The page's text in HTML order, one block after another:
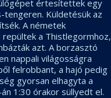
értesítettek egy
Küldetésük az
A németek
a Thistlegormhoz,
azt. A borzasztó
nappali világosságra
felrobbant, a hajó pedig
gyorsan elhagyta a
1:30 órakor süllyedt el.